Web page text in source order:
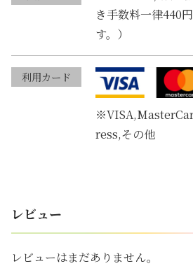
き手数料一律440
す。）
利用カード
ress,その他
レビュー
レビューはまだありません。